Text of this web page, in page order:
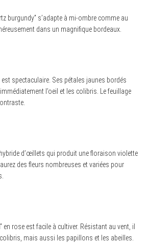
burgundy” s’adapte à mi-ombre comme au
dans un magnifique bordeaux.
est spectaculaire. Ses pétales jaunes bordés
l’oeil et les colibris. Le feuillage
hybride d’œillets qui produit une floraison violette
des fleurs nombreuses et variées pour
en rose est facile à cultiver. Résistant au vent, il
mais aussi les papillons et les abeilles.